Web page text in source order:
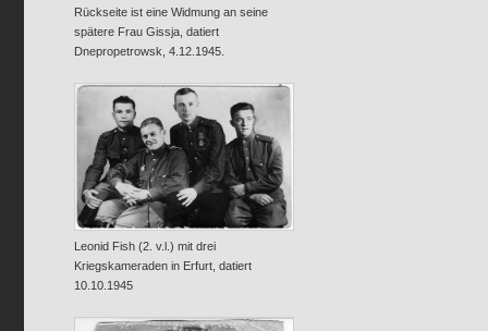
Rückseite ist eine Widmung an seine
spätere Frau Gissja, datiert
Dnepropetrowsk, 4.12.1945.
Leonid Fish (2. v.l.) mit drei
Kriegskameraden in Erfurt, datiert
10.10.1945